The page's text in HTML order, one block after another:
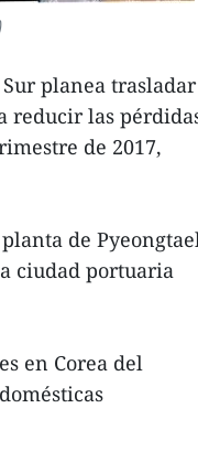
planea trasladar
reducir las
de 2017,
de
ciudad portuaria
en Corea del